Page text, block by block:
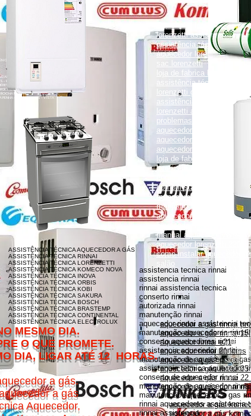
aquecedor a gás
aquecedor a gás
ASSISTÊNCIA TÉCNICA AQUECEDOR A GÁS
ASSISTÊNCIA TÉCNICA RINNAI
ASSISTÊNCIA TÉCNICA LORENZETTI
ASSISTÊNCIA TÉCNICA KOMECO NOVA
ASSISTÊNCIA TÉCNICA INOVA
ASSISTÊNCIA TÉCNICA ORBIS
ASSISTÊNCIA TÉCNICA KOBI
ASSISTÊNCIA TÉCNICA SAKURA
ASSISTÊNCIA TÉCNICA BOSCH
ASSISTÊNCIA TÉCNICA BRASTEMP
ASSISTÊNCIA TÉCNICA CONTINENTAL
ASSISTÊNCIA TÉCNICA ELECTROLUX
aquecedor a gás rinnai
aquecedor a gás rinnai 15l
aquecedor rinnai e21
aquecedor rinnai 21 litros
aquecedor a gás preço
aquecedor a gás rinnai 35
aquecedor a gás rinnai 22
aquecedor a gás rinnai
assistencia tecnica rinnai
assistencia rinnai
rinnai assistencia tecnica
conserto rinnai
autorizada rinnai
manutenção rinnai
aquecedor rinnai assistencia
manutenção aquecedores rinnai
conserto aquecedores rinnai
assistencia aquecedor rinnai
manutenção de aquecedor a
assistencia tecnica aquecedor
conserto de aquecedor rinnai
manutenção de aquecedor rinnai
manutenção aquecedor a gas
rinnai aquecedores assistencia
rinnai assistencia
aquecedor lorenzetti
lorenzetti assistência
assistência técnica
aquecedor lorenzetti não
sac lorenzetti
loja de fabrica lorenzetti
assistência técnica
lorenzetti garantia
assistência técnica
lorenzetti assistência
problemas com aquecedor
aquecedor lorenzetti manual
aquecedor a gás lorenzetti
aquecedor a gás lorenzetti
loja de fabrica lorenzetti
lorenzetti garantia
como instalar aquecedor
como instalar aquecedor
monocomando
manual aquecedor
aquecedor lorenzetti 110v
aquecedor lorenzetti água
manual aquecedor versátil
aquecedor lorenzetti 220v
como instalar aquecedor
salão
TÉCNICA RUA PORTO FELIZ 371
- CASCADURA - COELHO
ENGENHO LEAL - ENGENHO DA
- MADUREIRA - MARECHAL
COLÚMBIA - PAVUNA - PENHA
ROCHA MIRANDA - TOMÁS COELHO
PENHA - VILA KOSMOS - VISTA
-
AZUL -
PADRE
SERRA
MOÇAS
BRASIL
DIA.
PROMETE.
ATÉ 12 HORAS.
a gás.
a gás
Aquecedor,